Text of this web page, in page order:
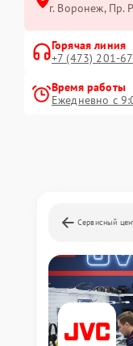
г. Воронеж, Пр.
Горячая линия
+7 (473) 201-
Время работы
Ежедневно с
Сервисный